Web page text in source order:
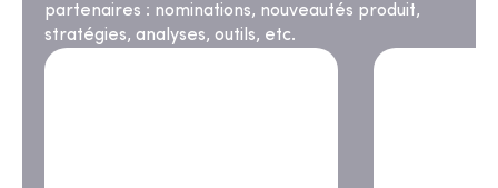
partenaires : nominations, nouveautés produit,
stratégies, analyses, outils, etc.